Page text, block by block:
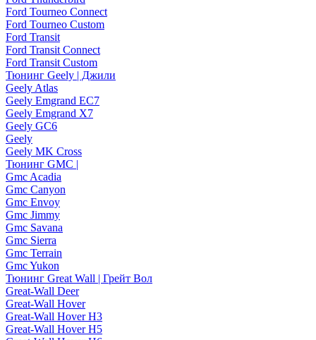
Ford Tourneo Connect
Ford Tourneo Custom
Ford Transit
Ford Transit Connect
Ford Transit Custom
Тюнинг Geely | Джили
Geely Atlas
Geely Emgrand EC7
Geely Emgrand X7
Geely GC6
Geely
Geely MK Cross
Тюнинг GMC |
Gmc Acadia
Gmc Canyon
Gmc Envoy
Gmc Jimmy
Gmc Savana
Gmc Sierra
Gmc Terrain
Gmc Yukon
Тюнинг Great Wall | Грейт Вол
Great-Wall Deer
Great-Wall Hover
Great-Wall Hover H3
Great-Wall Hover H5